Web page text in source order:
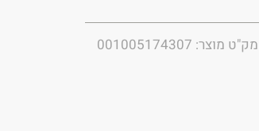
מק"ט מוצר: 001005174307